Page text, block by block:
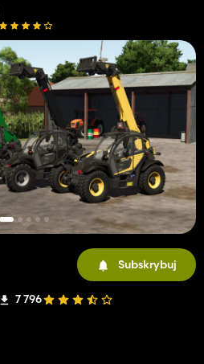
Subskrybuj
7 796